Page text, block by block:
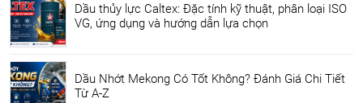
Dầu thủy lực Caltex: Đặc tính kỹ thuật, phân loại ISO
VG, ứng dụng và hướng dẫn lựa chọn
Dầu Nhớt Mekong Có Tốt Không? Đánh Giá Chi Tiết
Từ A-Z